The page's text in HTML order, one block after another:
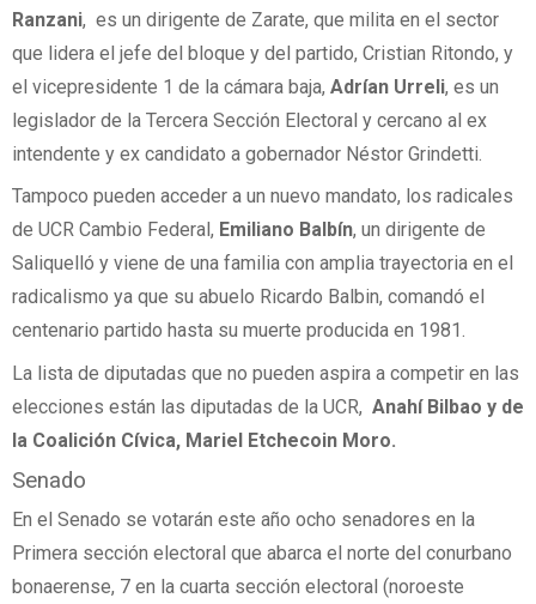
Ranzani, es un dirigente de Zarate, que milita en el sector
que lidera el jefe del bloque y del partido, Cristian Ritondo, y
el vicepresidente 1 de la cámara baja, Adrían Urreli, es un
legislador de la Tercera Sección Electoral y cercano al ex
intendente y ex candidato a gobernador Néstor Grindetti.
Tampoco pueden acceder a un nuevo mandato, los radicales
de UCR Cambio Federal, Emiliano Balbín, un dirigente de
Saliquelló y viene de una familia con amplia trayectoria en el
radicalismo ya que su abuelo Ricardo Balbin, comandó el
centenario partido hasta su muerte producida en 1981.
La lista de diputadas que no pueden aspira a competir en las
elecciones están las diputadas de la UCR, Anahí Bilbao y de
la Coalición Cívica, Mariel Etchecoin Moro.
Senado
En el Senado se votarán este año ocho senadores en la
Primera sección electoral que abarca el norte del conurbano
bonaerense, 7 en la cuarta sección electoral (noroeste